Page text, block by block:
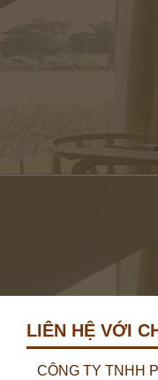
LIÊN HỆ VỚI
CÔNG TY TNHH